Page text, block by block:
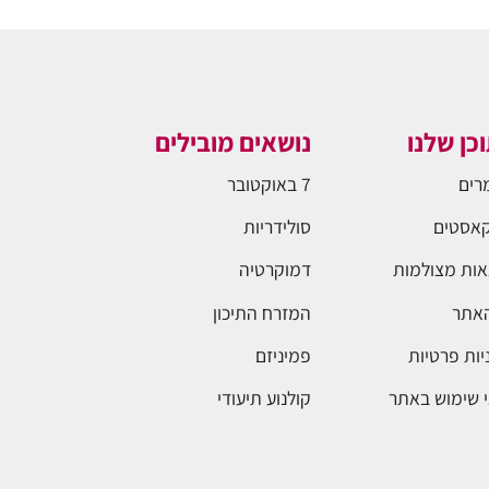
שלנו
מצולמות
פרטיות
שימוש באתר
נושאים מובילים
7 באוקטובר
סולידריות
דמוקרטיה
המזרח התיכון
פמיניזם
קולנוע תיעודי